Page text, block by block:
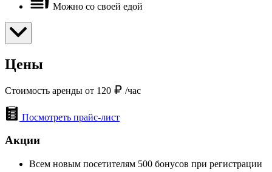
Можно со своей едой
Цены
Стоимость аренды от 120 /час
Посмотреть прайс-лист
Акции
Всем новым посетителям 500 бонусов при регистрации